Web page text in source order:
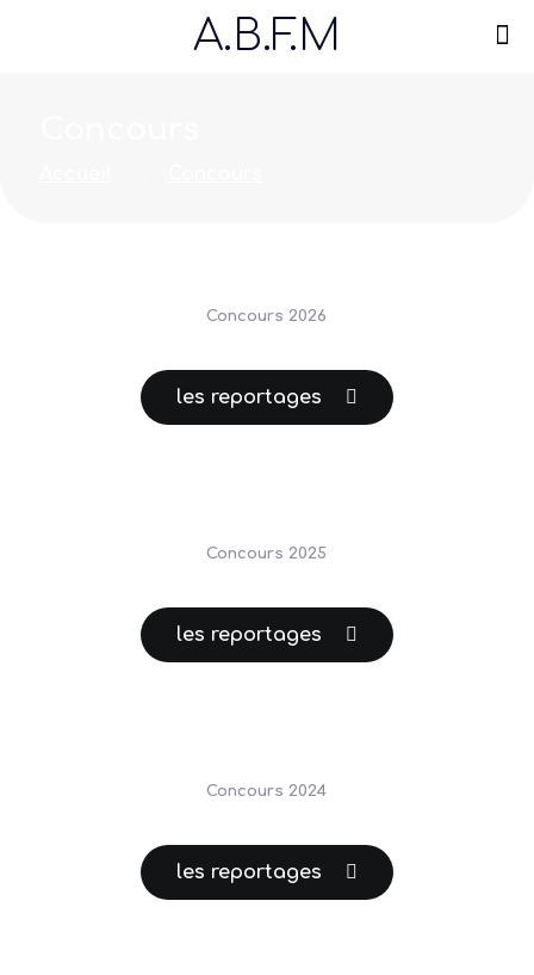
A.B.F.M
Concours 2026
les reportages
Concours 2025
les reportages
Concours 2024
les reportages